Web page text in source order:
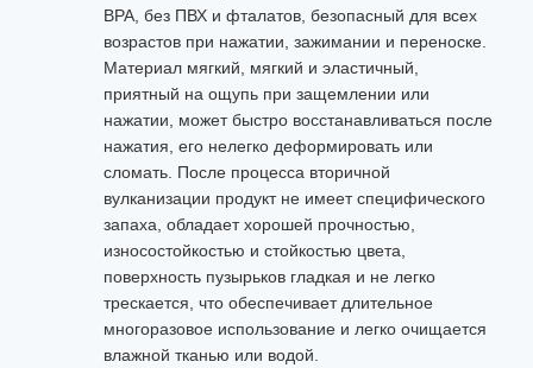
BPA, без ПВХ и фталатов, безопасный для всех
возрастов при нажатии, зажимании и переноске.
Материал мягкий, мягкий и эластичный,
приятный на ощупь при защемлении или
нажатии, может быстро восстанавливаться после
нажатия, его нелегко деформировать или
сломать. После процесса вторичной
вулканизации продукт не имеет специфического
запаха, обладает хорошей прочностью,
износостойкостью и стойкостью цвета,
поверхность пузырьков гладкая и не легко
трескается, что обеспечивает длительное
многоразовое использование и легко очищается
влажной тканью или водой.